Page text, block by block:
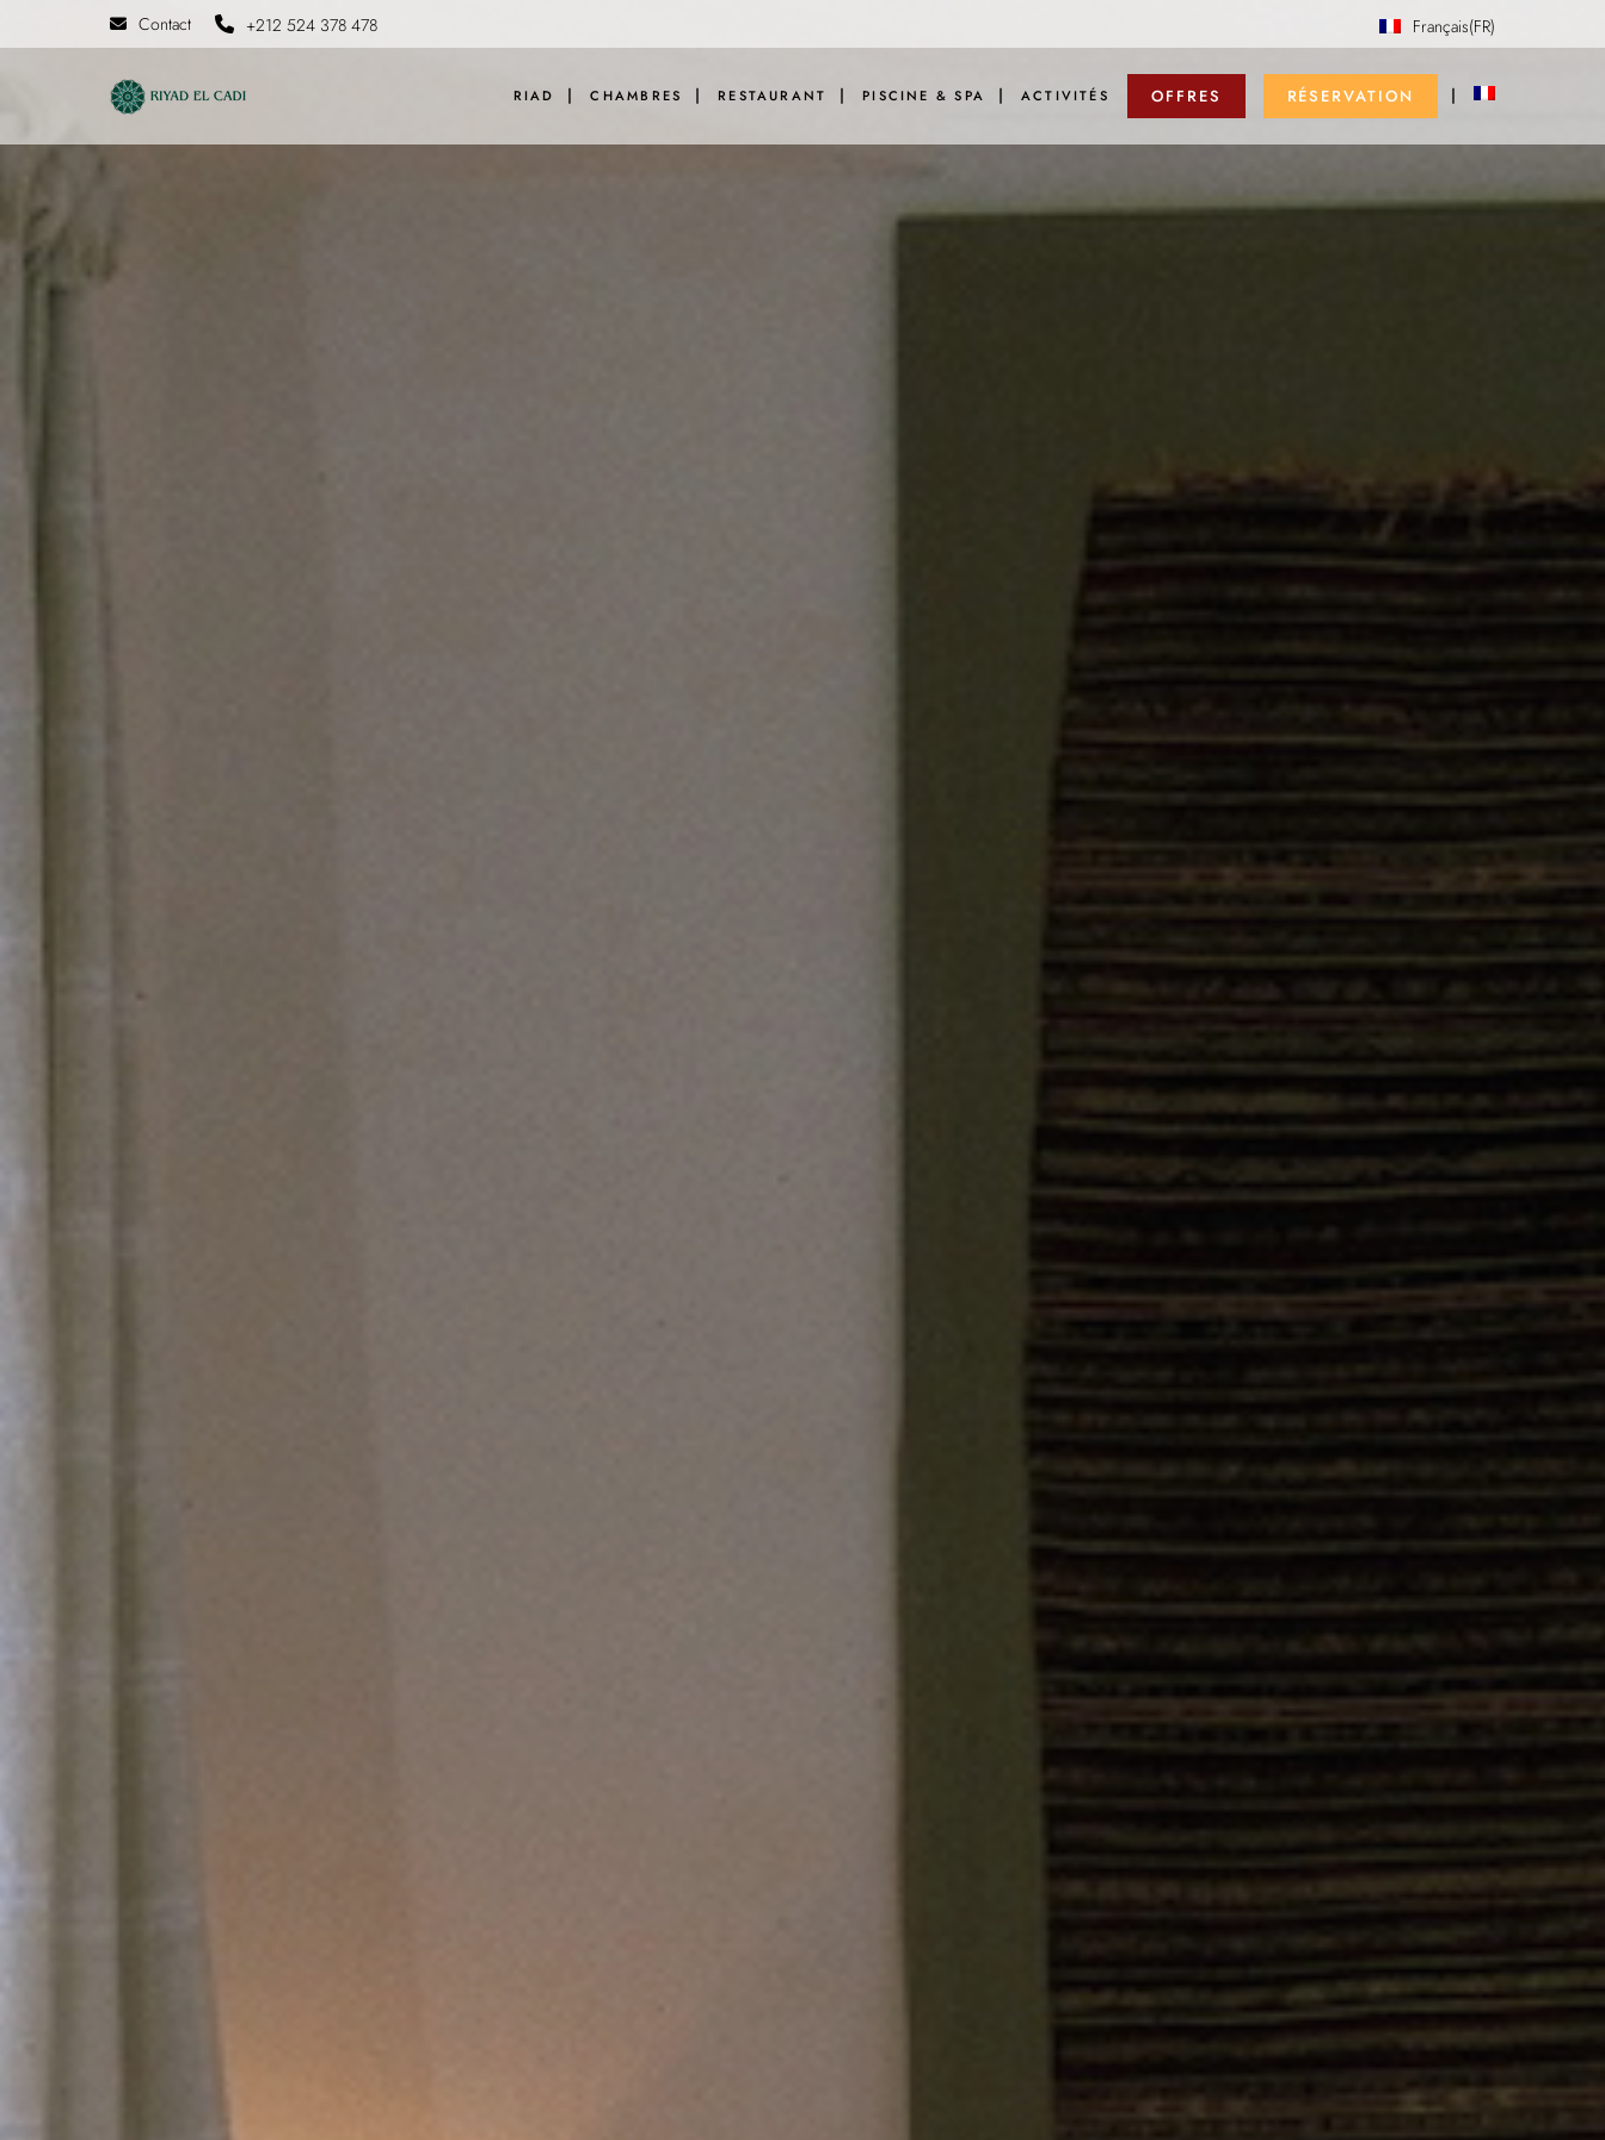
Contact +212 524 378 478 Français(FR)
Anglais(EN)
RIAD CHAMBRES RESTAURANT PISCINE & SPA ACTIVITÉS OFFRES RÉSERVATION